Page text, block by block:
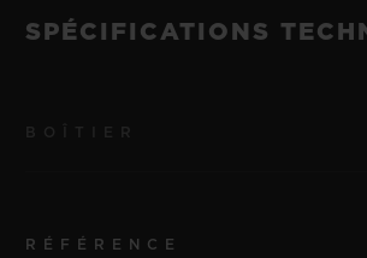
SPÉCIFICATIONS
RÉFÉRENCE